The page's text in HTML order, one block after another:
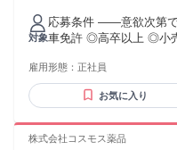
（残業時間 月2h程度）
プコース】早期キャリ
～317,600円 （15ｈ分
ｈ） ※赴任住宅手当3万
344,300円 （29ｈ分時
※赴任住宅手当3万円込
【経験者B】小売業で店
者)) 309,300円～
対象
応募条件 ――意欲次第で未経
車免許 ◎高卒以上 ◎小
後、資格取得を目指す
同業界からの転職者が
ています。もちろん異
雇用形態： 正社員
お気に入り
株式会社コスモス薬品